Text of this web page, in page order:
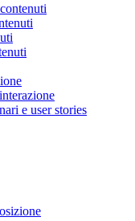
e user stories